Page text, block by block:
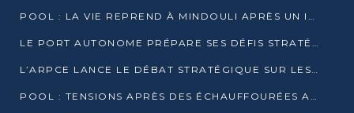
POOL : LA VIE REPREND À MINDOULI APRÈS UN INCIDENT ARMÉ SUR LA RN1
LE PORT AUTONOME PRÉPARE SES DÉFIS STRATÉGIQUES DE 2026
L’ARPCE LANCE LE DÉBAT STRATÉGIQUE SUR LES DONNÉES, L’IA ET LA FINANCE NUMÉRIQUE AU CONGO
POOL : TENSIONS APRÈS DES ÉCHAUFFOURÉES ARMÉES ENTRE DGSP ET EX-MILICIENS NINJA